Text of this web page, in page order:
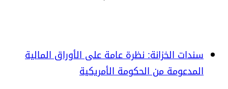
سندات الخزانة: نظرة عامة على الأوراق المالية
المدعومة من الحكومة الأمريكية